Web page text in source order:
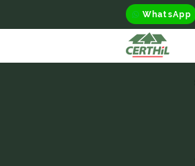
WhatsApp